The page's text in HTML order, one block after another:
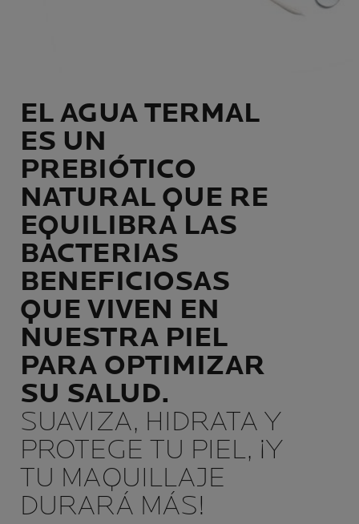
EL AGUA TERMAL
ES UN
PREBIÓTICO
NATURAL QUE RE
EQUILIBRA LAS
BACTERIAS
BENEFICIOSAS
QUE VIVEN EN
NUESTRA PIEL
PARA OPTIMIZAR
SU SALUD.
SUAVIZA, HIDRATA Y
PROTEGE TU PIEL, ¡Y
TU MAQUILLAJE
DURARÁ MÁS!